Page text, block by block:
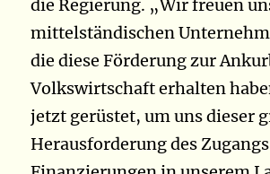
die Regierung. „Wir freuen
mittelständischen
die diese Förderung zur
Volkswirtschaft erhalten
jetzt gerüstet, um uns dieser
Herausforderung des